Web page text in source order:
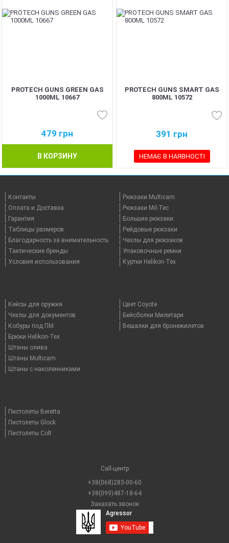
PROTECH GUNS GREEN GAS
1000ML 10667
479 грн
В КОРЗИНУ
PROTECH GUNS SMART GAS
800ML 10572
391 грн
НЕМАЄ В НАЯВНОСТІ
Контакты
Оплата и Доставка
Гарантия
Таблицы размеров
Благодарность за внимательность
Тактические бренды
Условия использования
Рюкзаки Multicam
Рюкзаки Mil-Tec
Большие рюкзаки
Рейдовые рюкзаки
Чехлы для рюкзаков
Упаковочные ремни
Куртки Helikon-Tex
Кейсы для оружия
Чехлы для документов
Кобуры под ПМ
Брюки Helikon-Tex
Штаны олива
Штаны Multicam
Штаны с наколенниками
Цвет Coyote
Бейсболки Милитари
Вешалки для бронежилетов
Пистолеты Beretta
Пистолеты Glock
Пистолеты Colt
Call-центр
+38(068)283-00-60
+38(099)487-18-64
Заказать звонок